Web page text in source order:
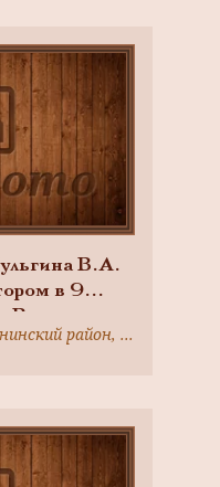
В.А.
в 9
Владимир
Московская область, Ленинский район, д. Горки, Каширское шоссе, д. 9